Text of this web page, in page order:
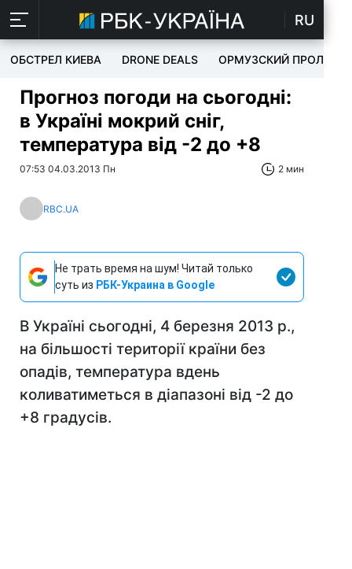
RU
ОБСТРЕЛ КИЕВА DRONE DEALS ОРМУЗСКИЙ ПРОЛИВ
Прогноз погоди на сьогодні:
в Україні мокрий сніг,
температура від -2 до +8
07:53 04.03.2013 Пн 2 мин
RBC.UA
Не трать время на шум! Читай только
суть из РБК-Украина в Google
В Україні сьогодні, 4 березня 2013 р.,
на більшості території країни без
опадів, температура вдень
коливатиметься в діапазоні від -2 до
+8 градусів.